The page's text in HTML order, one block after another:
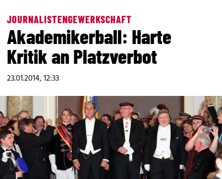
JOURNALISTENGEWERKSCHAFT
Akademikerball: Harte
Kritik an Platzverbot
23.01.2014, 12:33